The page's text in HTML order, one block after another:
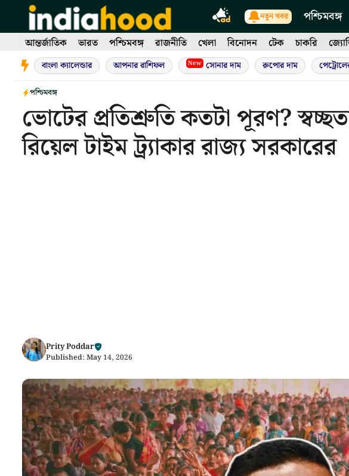
content
নতুন খবর পশ্চিমবঙ্গ
আন্তর্জাতিক ভারত পশ্চিমবঙ্গ রাজনীতি খেলা বিনোদন টেক চাকরি
বাংলা ক্যালেন্ডার আপনার রাশিফল New সোনার দাম রুপোর দাম
পশ্চিমবঙ্গ
ভোটের প্রতিশ্রুতি কতটা পূরণ?
রিয়েল টাইম ট্র্যাকার রাজ্য সরকারের
Prity Poddar
Published: May 14, 2026